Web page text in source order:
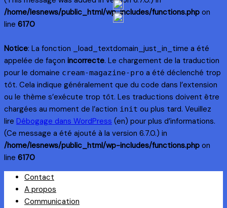
/home/lesnews/public_html/wp-includes/functions.php on
line 6170
Notice: La fonction _load_textdomain_just_in_time a été
appelée de façon incorrecte. Le chargement de la traduction
pour le domaine cream-magazine-pro a été déclenché trop
tôt. Cela indique généralement que du code dans l’extension
ou le thème s’exécute trop tôt. Les traductions doivent être
chargées au moment de l’action init ou plus tard. Veuillez
lire Débogage dans WordPress (en) pour plus d’informations.
(Ce message a été ajouté à la version 6.7.0.) in
/home/lesnews/public_html/wp-includes/functions.php on
line 6170
Skip
content
Contact
A propos
Communication